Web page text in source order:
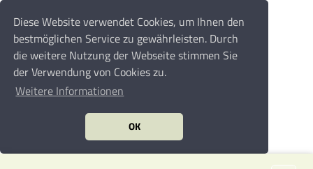
Diese Website verwendet Cookies, um Ihnen den
bestmöglichen Service zu gewährleisten. Durch
die weitere Nutzung der Webseite stimmen Sie
der Verwendung von Cookies zu.
Weitere Informationen
OK